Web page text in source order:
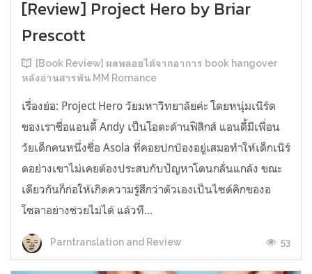
[Review] Project Hero by Briar
Prescott
[Book Review] ผลพลอยได้จากอาการ book hangover
หลังอ่านสารพัน MM Romance
เรื่องย่อ: Project Hero วัยมหาวิทยาลัยค่ะ โดยหนุ่มเนิร์ด
ของเราชื่อแอนดี้ Andy เป็นโอตะด้านฟิสิกส์ แอนดี้มีเพื่อน
วัยเด็กคนหนึ่งชื่อ Asola ที่คอยปกป้องอยู่เสมอทำให้เด็กเนิร์
ดอย่างเขาไม่เคยต้องประสบกับปัญหาโดนกลั่นแกล้ง ขณะ
เดียวกันก็ก่อให้เกิดความรู้สึกว่าตัวเองเป็นไซด์คิกของอ
โซลาอย่างช่วยไม่ได้ แล้วที...
Parntranslation and Review 53